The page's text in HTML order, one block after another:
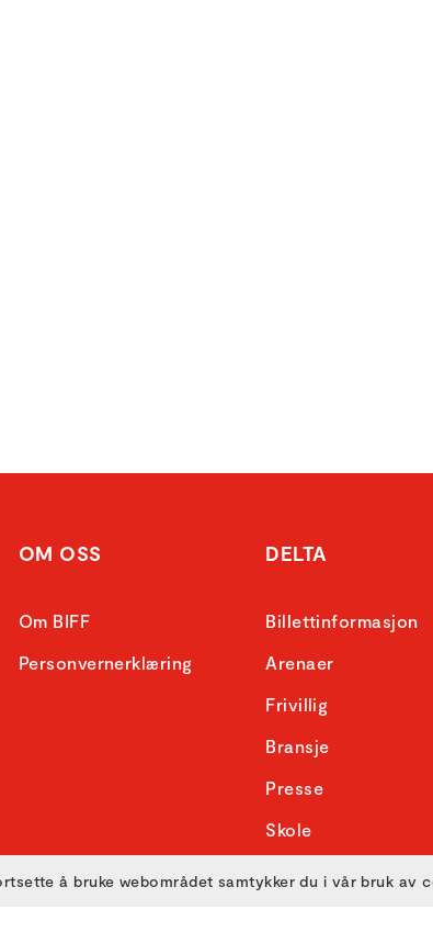
OM OSS
Om BIFF
Personvernerklæring
DELTA
Billettinformasjon
Arenaer
Frivillig
Bransje
Presse
Skole
å bruke webområdet samtykker du i vår bruk av